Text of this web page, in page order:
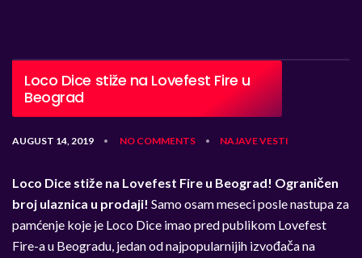
Loco Dice stiže na Lovefest Fire u
Beograd
AUGUST 14, 2019 • NO COMMENTS • NAJAVEVESTI
Loco Dice stiže na Lovefest Fire u Beograd! Ograničen
broj ulaznica u prodaji! Samo osam meseci posle nastupa za
pamćenje koje je Loco Dice imao pred publikom Lovefest
Fire-a u Beogradu, jedan od najpopularnijih izvođača na